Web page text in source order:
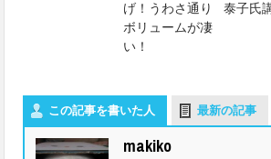
げ！うわさ通り
ボリュームが凄
い！
泰子氏
この記事を書いた人 最新の記事
makiko